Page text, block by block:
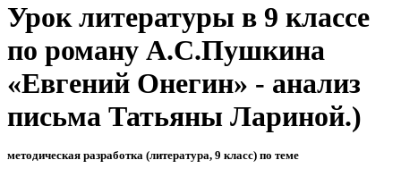
Урок литературы в 9 классе
по роману А.С.Пушкина
«Евгений Онегин» - анализ
письма Татьяны Лариной.)
методическая разработка (литература, 9 класс) по теме